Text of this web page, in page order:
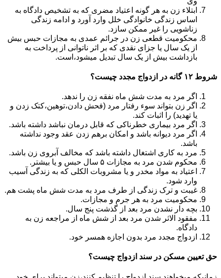
ابتلاء زن به هر گونه اعتیاد مضری که به تشخیص دادگاه به
اساس زندگی خانوادگی خلل وارد آورد و ادامه زندگی
زناشویی را غیر ممکن سازد.
محکومیت قطعی زن در جرائم عمدی به مجازات حبس بیش
از یک سال یا جزای نقدی که بر اثر ناتوانی از پرداخت به
بازداشت بیش از یک سال تبدیل می‎شود،است.
شروط ۱۲ گانه در ازدواج مجدد چیست؟
اگر مرد به مدت شش ماه نفقه زن را ندهد.
اگر زن بتواند سوء رفتار مرد (فحش دادن،توهین،کتک زدن و
یا تهدید) را اثبات کند.
اگر مرد بیماری خطرناکی که قابل درمان نباشد داشته باشد.
اگر مرد دیوانه باشد و امکان برهم زدن عقد وجود نداشته
باشد.
مرد به کاری اشتغال داشته باشد که مخالف آبروی زن باشد.
محکوم شدن مرد به مجازات ۵ سال حبس و یا بیشتر.
اعتیاد به مواد مخدر و یا مشروبات الکلی که به زندگی آسیب
وارد شود.
غیبت و ترک زندگی از طرف مرد به مدت شش ماه پشت هم.
محکومیت مرد به هر جرم و مجازات.
بچه دار نشدن مرد بعد از گذشت پنج سال.
مفقود الاثر شدن مرد بعد از شش ماه از مراجعه زن به
دادگاه.
ازدواج مجدد مرد بدون اجازه همسر خود.
حق تعیین مسکن در سند ازدواج چیست؟